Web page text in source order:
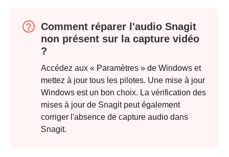
Étape 2.
Comment réparer l'audio Snagit
non présent sur la capture vidéo
?
Accédez aux « Paramètres » de Windows et
mettez à jour tous les pilotes. Une mise à jour
Windows est un bon choix. La vérification des
mises à jour de Snagit peut également
corriger l'absence de capture audio dans
Snagit.